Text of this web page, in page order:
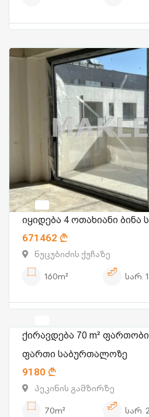
იყიდება 4 ოთახიანი
671462
ნუცუბიძის ქუჩაზე
160m²
სარ.
ქირავდება 70 m²
ფართი საბურთალოზე
9180
პეკინის გამზირზე
70m²
სარ. 2